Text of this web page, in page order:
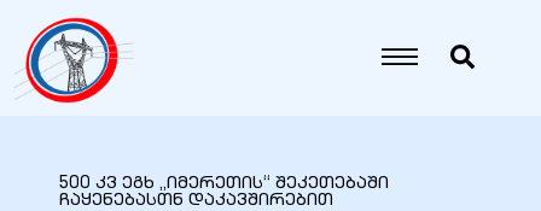
500 კვ ეგხ „იმერეთის“ შეკეთებაში
ჩაყენებასთნ დაკავშირებით